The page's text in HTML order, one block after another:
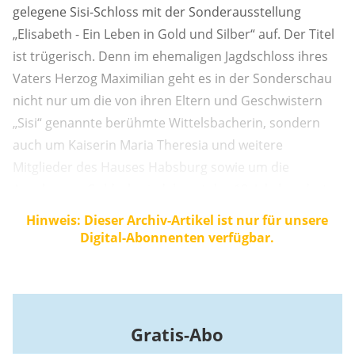
gelegene Sisi-Schloss mit der Sonderausstellung
„Elisabeth - Ein Leben in Gold und Silber“ auf. Der Titel
ist trügerisch. Denn im ehemaligen Jagdschloss ihres
Vaters Herzog Maximilian geht es in der Sonderschau
nicht nur um die von ihren Eltern und Geschwistern
„Sisi“ genannte berühmte Wittelsbacherin, sondern
auch um Kaiserin Maria Theresia und weitere
Mitglieder des Hauses Habsburg sowie um die
Hinweis: Dieser Archiv-Artikel ist nur für unsere
Digital-Abonnenten verfügbar.
Gratis-Abo